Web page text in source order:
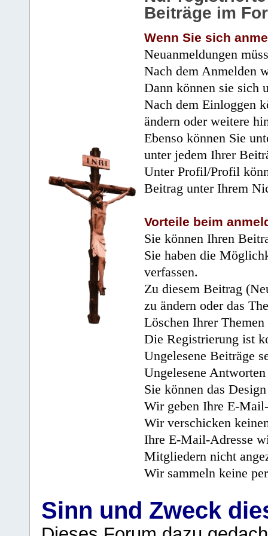
Beiträge im
Wenn Sie sich
Neuanmeldungen
Nach dem Anmelden
Dann können sie sich
Nach dem Einloggen
ändern oder weitere
Ebenso können Sie
unter jedem Ihrer
Unter Profil/Profil
Beitrag unter Ihrem
Vorteile beim
Sie können Ihren
Sie haben die
verfassen.
Zu diesem Beitrag
zu ändern oder das
Löschen Ihrer
Die Registrierung ist
Ungelesene Beiträge
Ungelesene
Sie können das
Wir geben Ihre E-
Wir verschicken
Ihre E-Mail-Adresse
Mitgliedern nicht
Wir sammeln keine
Sinn und Zweck